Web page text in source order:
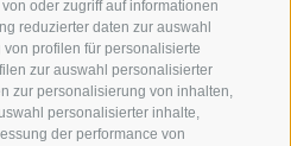
oder zugriff auf informationen
reduzierter daten zur auswahl
profilen für personalisierte
zur auswahl personalisierter
zur personalisierung von inhalten,
personalisierter inhalte,
der performance von